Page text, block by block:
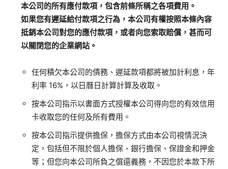
本公司的所有應付款項，包含前條所稱之各項費用。
如果您有遲延給付款項之行為，本公司有權按照本條內容
抵銷本公司對您的應付款項，或者向您索取賠償，甚而可
以關閉您的企業網站。
任何積欠本公司的債務、遲延款項都將被加計利息，年
利率 16% ，以日曆日計算計算及收取。
按本公司指示以書面方式授權本公司得向您的有效信用
卡收取您的任何及所有費用。
按本公司指示提供擔保，擔保方式由本公司視情況決
定，包括但不限於個人擔保、銀行擔保、保證金和押金
等；但您向本公司所負之償還義務，不因您於本款下所